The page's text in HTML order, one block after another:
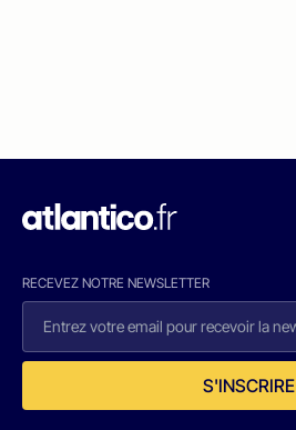
RECEVEZ NOTRE NEWSLETTER
S'INSCRIRE